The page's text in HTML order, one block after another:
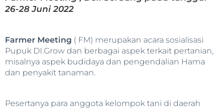
26-28 Juni 2022
Farmer Meeting ( FM) merupakan acara sosialisasi
Pupuk DI.Grow dan berbagai aspek terkait pertanian,
misalnya aspek budidaya dan pengendalian Hama
dan penyakit tanaman.
Pesertanya para anggota kelompok tani di daerah